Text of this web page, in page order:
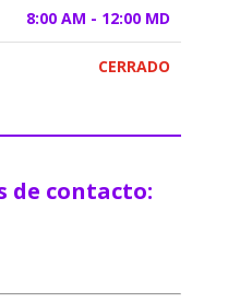
8:00 AM - 12:00 MD
CERRADO
de contacto: